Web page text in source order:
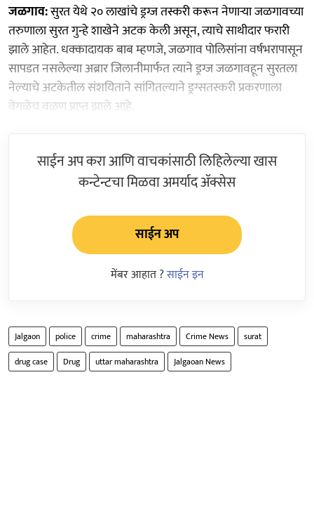
जळगाव:सुरत येथे २० लाखांचे ड्रग्ज तस्करी करून नेणाऱ्या जळगावच्या
तरुणाला सुरत गुन्हे शाखेने अटक केली असून, त्याचे साथीदार फरारी
झाले आहेत. धक्कादायक बाब म्हणजे, जळगाव पोलिसांना वर्षभरापासून
सापडत नसलेल्या अब्रार जिलानीमार्फत त्याने ड्रग्ज जळगावहून सुरतला
नेल्याचे अटकेतील संशयिताने सांगितल्याने ड्रग्सतस्करी प्रकरणाला
वेगळेच वळण प्राप्त झाले आहे.
साईन अप करा आणि वाचकांसाठी लिहिलेल्या खास
कन्टेन्टचा मिळवा अमर्याद ॲक्सेस
साईन अप
मेंबर आहात ?साईन इन
Jalgaon police crime maharashtra Crime News
surat
drug case
Drug uttar maharashtra Jalgaoan News